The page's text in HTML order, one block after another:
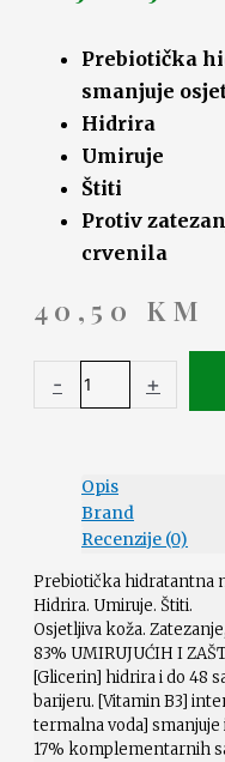
Prebiotička
smanjuje
Hidrira
Umiruje
Štiti
Protiv
crvenila
40,50 KM
- +
Opis
Brand
Recenzije (0)
Prebiotička hidratantna
Hidrira. Umiruje. Štiti.
Osjetljiva koža.
83% UMIRUJUĆIH I
[Glicerin] hidrira i do 48
barijeru. [Vitamin B3]
termalna voda] smanjuje
17% komplementarnih